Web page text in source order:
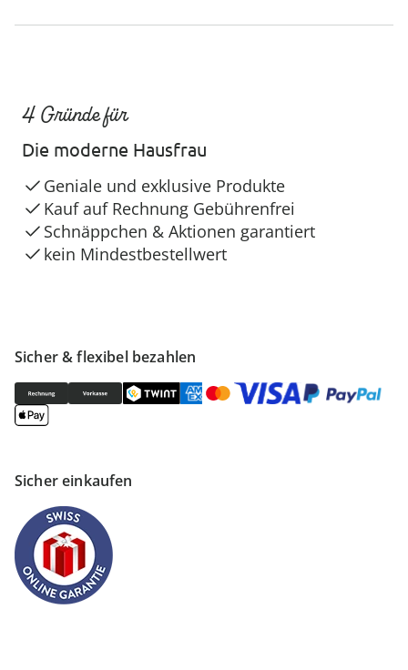
Sicher & flexibel bezahlen
Sicher einkaufen
4 Gründe für
Die moderne Hausfrau
Geniale und exklusive Produkte
Kauf auf Rechnung Gebührenfrei
Schnäppchen & Aktionen garantiert
kein Mindestbestellwert